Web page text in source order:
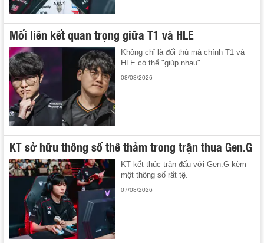
Mối liên kết quan trọng giữa T1 và HLE
Không chỉ là đối thủ mà chính T1 và
HLE có thể "giúp nhau".
08/08/2026
KT sở hữu thông số thê thảm trong trận thua Gen.G
KT kết thúc trận đấu với Gen.G kèm
một thông số rất tệ.
07/08/2026